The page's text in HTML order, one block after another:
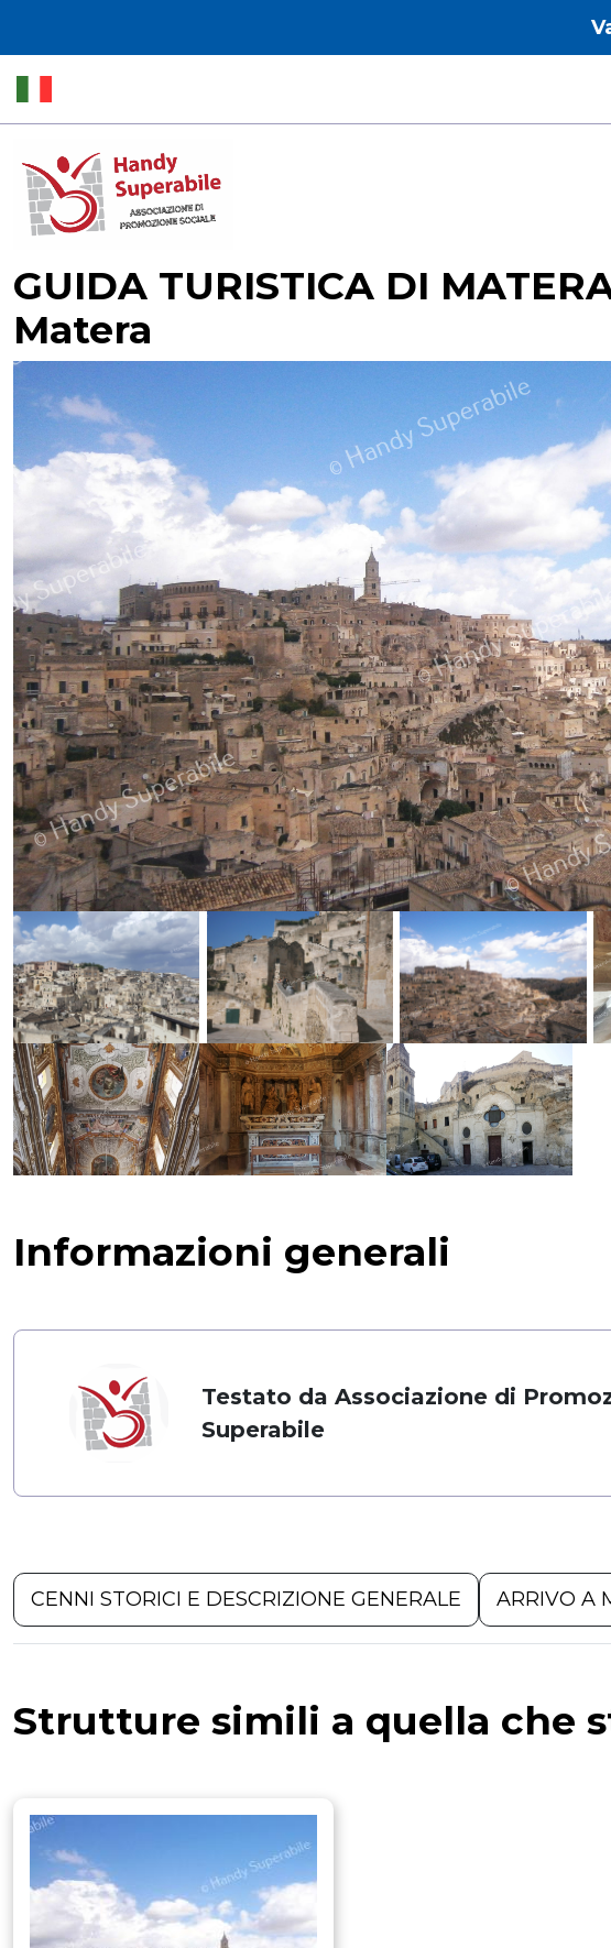
GUIDA TURISTICA DI
Matera
Informazioni generali
Testato da Associazione di
Superabile
CENNI STORICI E DESCRIZIONE GENERALE ARRIVO A
Strutture simili a quella che